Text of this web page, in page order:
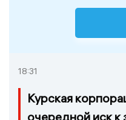
18:31
Курская
очередной иск к